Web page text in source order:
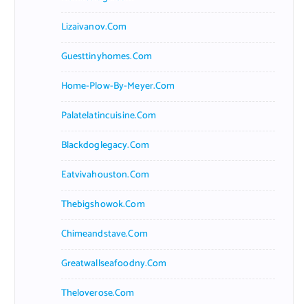
Lizaivanov.com
Guesttinyhomes.com
Home-Plow-By-Meyer.com
Palatelatincuisine.com
Blackdoglegacy.com
Eatvivahouston.com
Thebigshowok.com
Chimeandstave.com
Greatwallseafoodny.com
Theloverose.com